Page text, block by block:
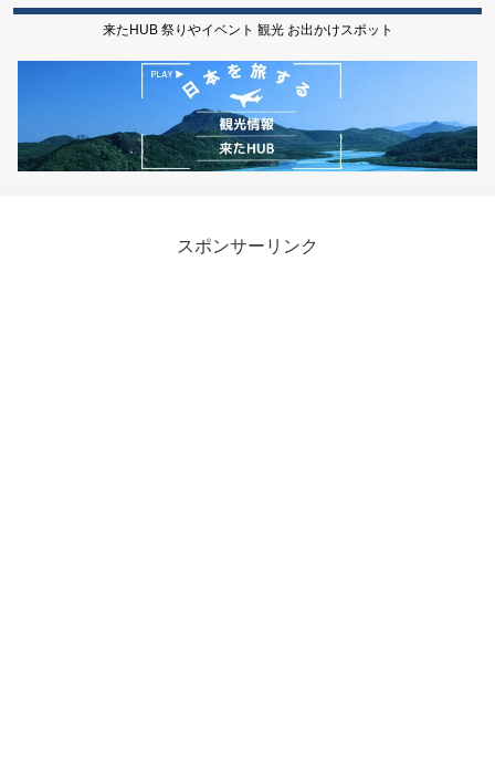
来たHUB 祭りやイベント 観光 お出かけスポット
スポンサーリンク